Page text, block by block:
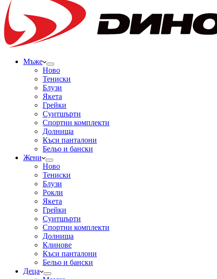
Мъже
Ново
Тениски
Блузи
Якета
Грейки
Суитшърти
Спортни комплекти
Долнища
Къси панталони
Бельо и бански
Жени
Ново
Тениски
Блузи
Рокли
Якета
Грейки
Суитшърти
Спортни комплекти
Долнища
Клинове
Къси панталони
Бельо и бански
Деца